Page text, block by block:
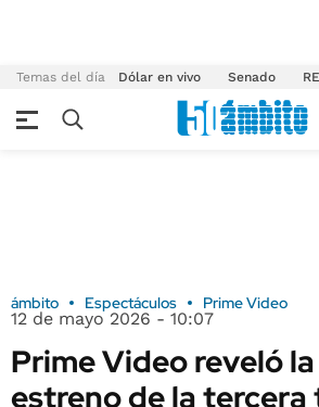
Temas del día Dólar en vivo Senado
ámbito Espectáculos Prime Video
12 de mayo 2026 - 10:07
Prime Video reveló
estreno de la